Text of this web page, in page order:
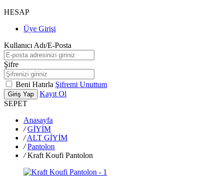
HESAP
Üye Girişi
Kullanıcı Adı/E-Posta
Şifre
Beni Hatırla Şifremi Unuttum
Giriş Yap
Kayıt Ol
SEPET
Anasayfa
/ GİYİM
/ ALT GİYİM
/ Pantolon
/ Kraft Koufi Pantolon